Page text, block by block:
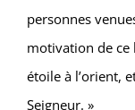
personnes
motivation de ce
étoile à l’orient,
Seigneur. »